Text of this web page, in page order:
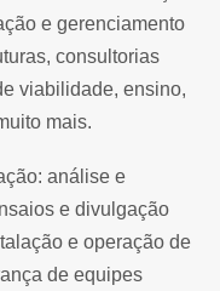
e gerenciamento
consultorias
viabilidade, ensino,
mais.
análise e
e divulgação
e operação de
de equipes